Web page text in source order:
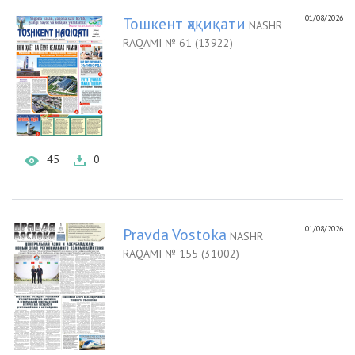
45 0
01/08/2026
Тошкент ҳақиқати NASHR
RAQAMI № 61 (13922)
01/08/2026
Pravda Vostoka NASHR
RAQAMI № 155 (31002)